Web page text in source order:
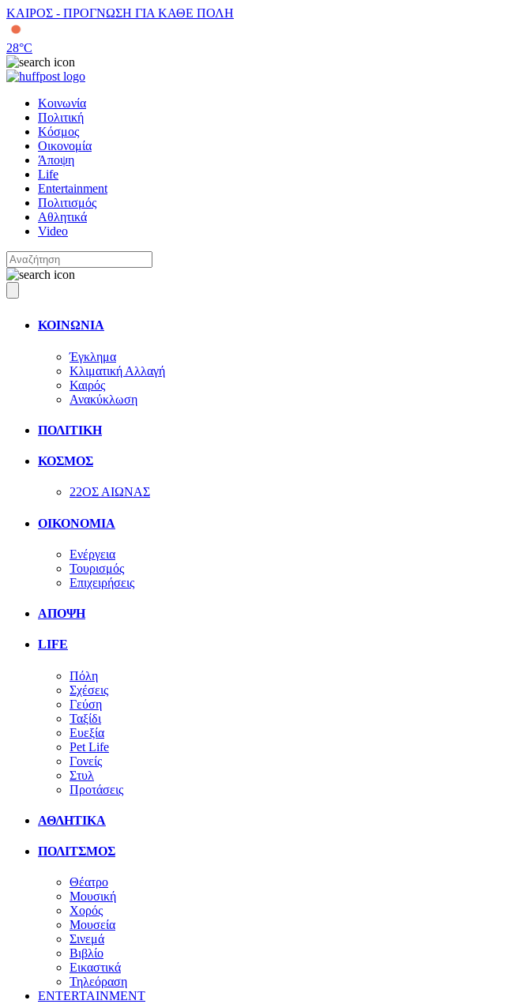
ΚΑΙΡΟΣ - ΠΡΟΓΝΩΣΗ ΓΙΑ ΚΑΘΕ ΠΟΛΗ
28°C
Κοινωνία
Πολιτική
Κόσμος
Οικονομία
Άποψη
Life
Entertainment
Πολιτισμός
Αθλητικά
Video
ΚΟΙΝΩΝΙΑ
Έγκλημα
Κλιματική Αλλαγή
Καιρός
Ανακύκλωση
ΠΟΛΙΤΙΚΗ
ΚΟΣΜΟΣ
22ΟΣ ΑΙΩΝΑΣ
ΟΙΚΟΝΟΜΙΑ
Ενέργεια
Τουρισμός
Επιχειρήσεις
ΑΠΟΨΗ
LIFE
Πόλη
Σχέσεις
Γεύση
Ταξίδι
Ευεξία
Pet Life
Γονείς
Στυλ
Προτάσεις
ΑΘΛΗΤΙΚΑ
ΠΟΛΙΤΣΜΟΣ
Θέατρο
Μουσική
Χορός
Μουσεία
Σινεμά
Βιβλίο
Εικαστικά
Τηλεόραση
ENTERTAINMENT